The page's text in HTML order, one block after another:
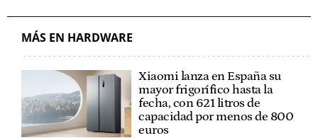
MÁS EN HARDWARE
Xiaomi lanza en España su
mayor frigorífico hasta la
fecha, con 621 litros de
capacidad por menos de 800
euros